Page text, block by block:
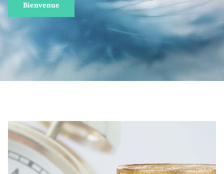
Bienvenue